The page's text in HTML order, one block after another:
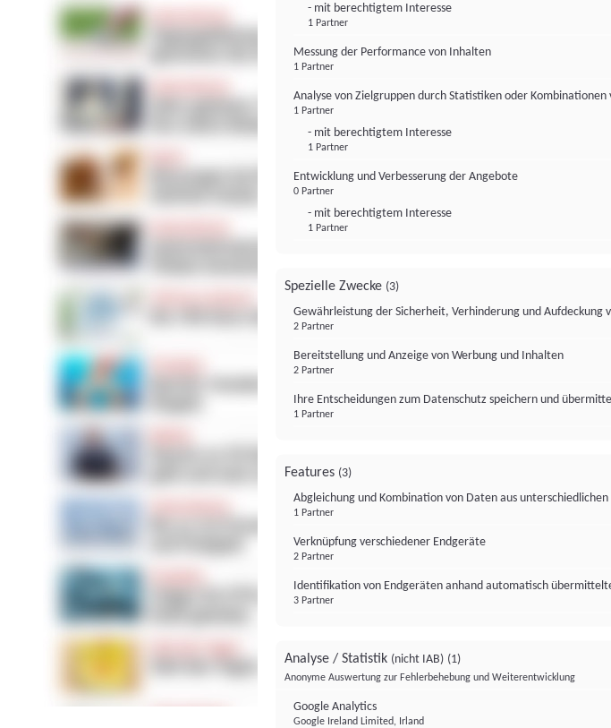
- mit berechtigtem Interesse
1 Partner
Messung der Performance von Inhalten
1 Partner
Analyse von Zielgruppen durch Statistiken oder
1 Partner
- mit berechtigtem Interesse
1 Partner
Entwicklung und Verbesserung der Angebote
0 Partner
- mit berechtigtem Interesse
1 Partner
Spezielle Zwecke (3)
Gewährleistung der Sicherheit, Verhinderung und Aufdeckung
2 Partner
Bereitstellung und Anzeige von Werbung und Inhalten
2 Partner
Ihre Entscheidungen zum Datenschutz speichern und
1 Partner
Features (3)
Abgleichung und Kombination von Daten aus unterschiedlichen
1 Partner
Verknüpfung verschiedener Endgeräte
2 Partner
Identifikation von Endgeräten anhand automatisch
3 Partner
Analyse / Statistik (nicht IAB) (1)
Anonyme Auswertung zur Fehlerbehebung und Weiterentwicklung
Google Analytics
Google Ireland Limited, Irland